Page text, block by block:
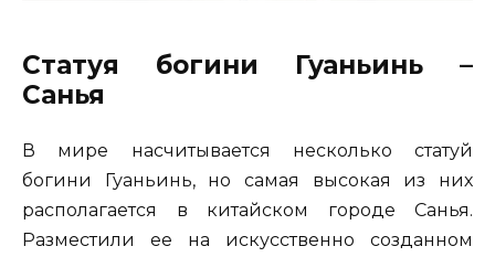
Статуя богини Гуаньинь –
Санья
В мире насчитывается несколько статуй
богини Гуаньинь, но самая высокая из них
располагается в китайском городе Санья.
Разместили ее на искусственно созданном